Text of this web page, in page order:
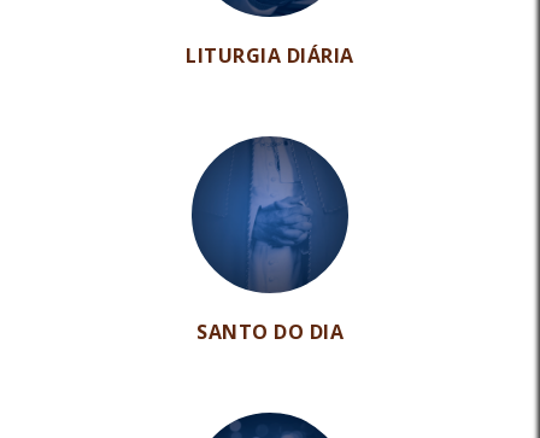
LITURGIA DIÁRIA
SANTO DO DIA